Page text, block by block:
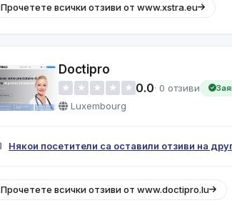
Прочетете всички отзиви от www.xstra.eu
Doctipro
★ ★ ★ ★ ★ 0.0· 0 отзиви
Luxembourg
Някои посетители са оставили отзиви на
Прочетете всички отзиви от www.doctipro.lu